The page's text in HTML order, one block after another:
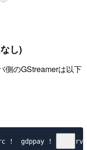
し)
側のGStreamerは以下